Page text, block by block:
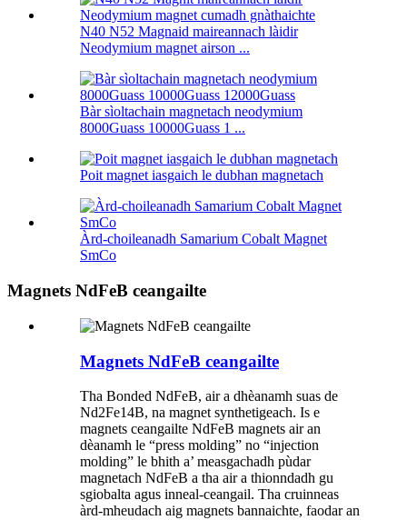
N40 N52 Magnaid maireannach làidir
Neodymium magnet airson ...
Bàr sìoltachain magnetach neodymium
8000Guass 10000Guass 1 ...
Poit magnet iasgaich le dubhan magnetach
Àrd-choileanadh Samarium Cobalt Magnet
SmCo
Magnets NdFeB ceangailte
Magnets NdFeB ceangailte
Tha Bonded NdFeB, air a dhèanamh suas de
Nd2Fe14B, na magnet synthetigeach. Is e
magnets ceangailte NdFeB magnets air an
dèanamh le “press molding” no “injection
molding” le bhith a’ measgachadh pùdar
magnetach NdFeB a tha air a thionndadh gu
sgiobalta agus inneal-ceangail. Tha cruinneas
àrd-mheudach aig magnets bannaichte, faodar an